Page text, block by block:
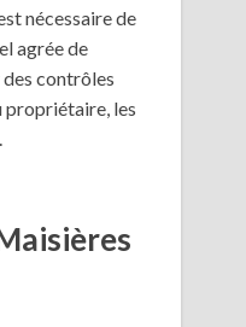
nécessaire de
agrée de
contrôles
propriétaire, les